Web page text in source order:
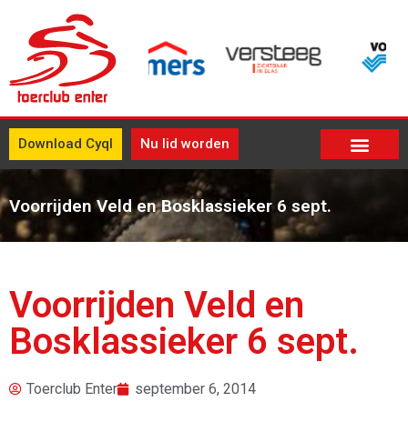
Download Cyql Nu lid worden
Voorrijden Veld en Bosklassieker 6 sept.
Voorrijden Veld en
Bosklassieker 6 sept.
Toerclub Enter september 6, 2014